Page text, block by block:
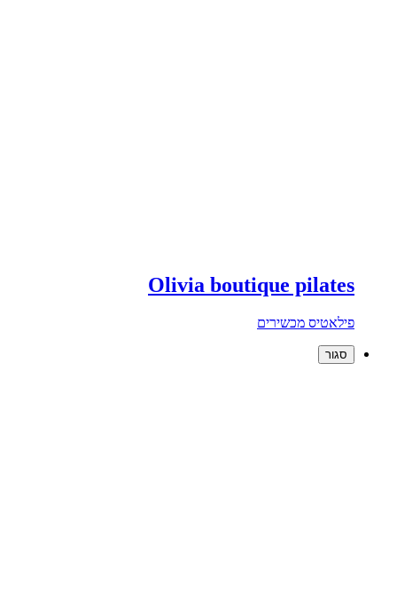
Olivia boutique pilates
פילאטיס מכשירים
סגור